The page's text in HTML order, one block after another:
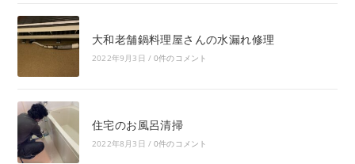
大和老舗鍋料理屋さんの水漏れ修理
2022年9月3日 / 0件のコメント
住宅のお風呂清掃
2022年8月3日 / 0件のコメント